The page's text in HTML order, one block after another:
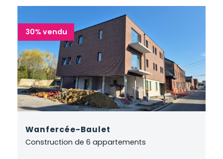
30% vendu
Wanfercée-Baulet
Construction de 6 appartements